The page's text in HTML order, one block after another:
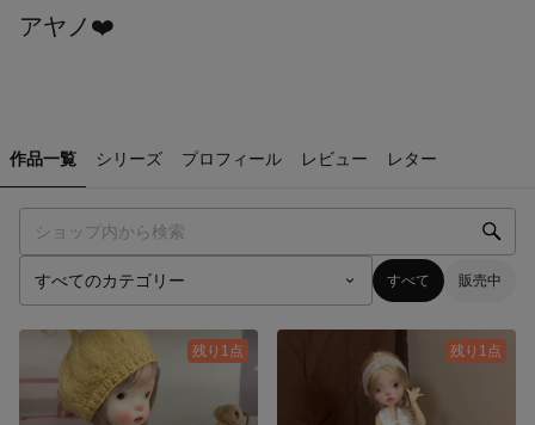
アヤノ❤️
作品一覧 シリーズ プロフィール レビュー レター
すべて 販売中
残り1点 残り1点